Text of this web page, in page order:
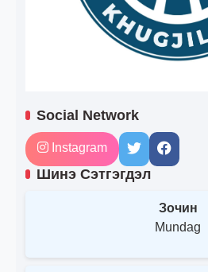
Social Network
Instagram
Шинэ Сэтгэгдэл
Зочин
Mundag